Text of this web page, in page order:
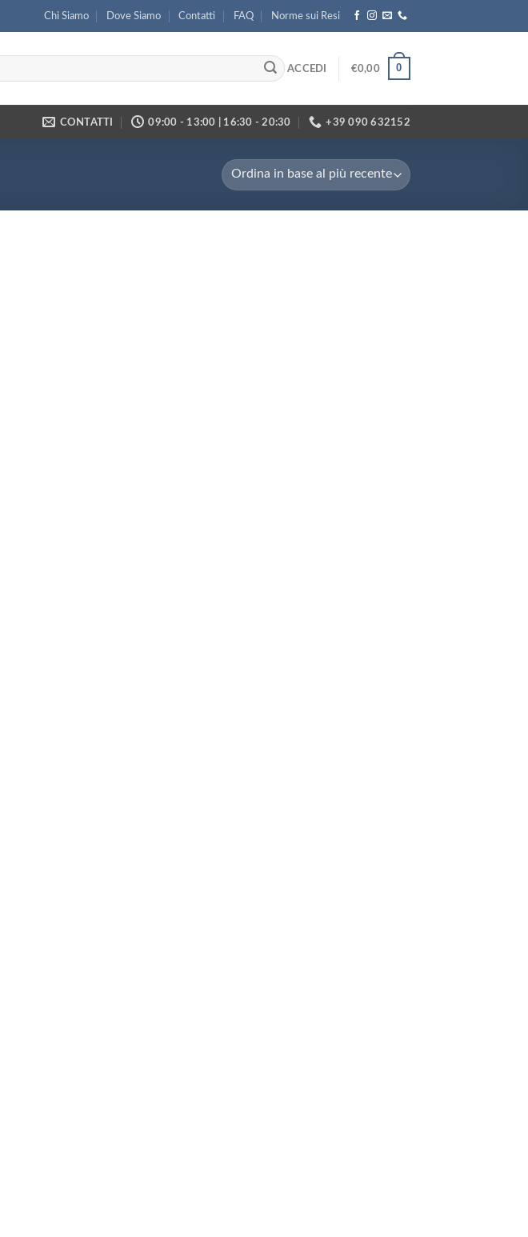
Chi Siamo Dove Siamo Contatti FAQ Norme sui Resi
ACCEDI €0,00 0
CONTATTI 09:00 - 13:00 | 16:30 - 20:30 +39 090 632152